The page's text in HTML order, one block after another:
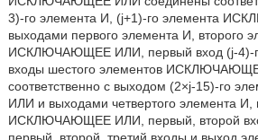
3)-го элемента И, (j+1)-го элемента
выходами первого элемента И, второго
ИСКЛЮЧАЮЩЕЕ ИЛИ, первый вход (j-4)-
входы шестого элементов
соответственно с выходом (2×j-15)-го
ИЛИ и выходами четвертого элемента И,
ИСКЛЮЧАЮЩЕЕ ИЛИ, первый, второй